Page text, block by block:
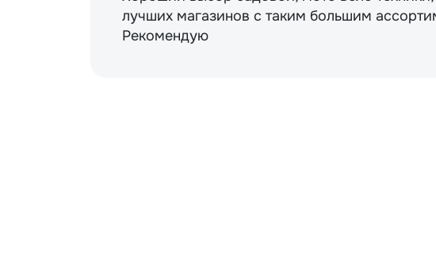
лучших магазинов с таким большим
Рекомендую